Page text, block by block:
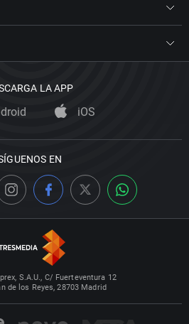
LA APP
iOS
EN
S.A.U., C/ Fuerteventura 12
de los Reyes, 28703 Madrid